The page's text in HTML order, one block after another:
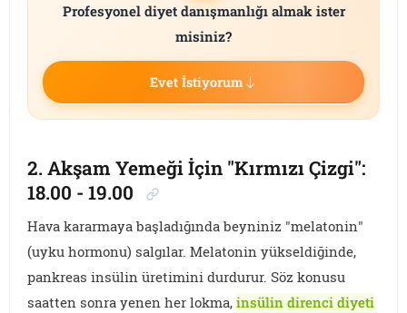
Profesyonel diyet danışmanlığı almak ister
misiniz?
Evet İstiyorum
2. Akşam Yemeği İçin "Kırmızı Çizgi":
18.00 - 19.00
Hava kararmaya başladığında beyniniz "melatonin"
(uyku hormonu) salgılar. Melatonin yükseldiğinde,
pankreas insülin üretimini durdurur. Söz konusu
saatten sonra yenen her lokma,insülin direnci diyeti